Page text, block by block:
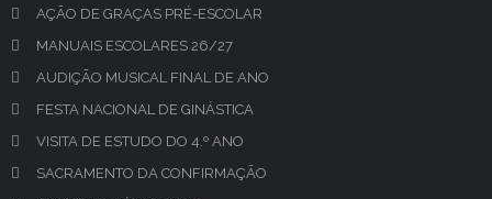
AÇÃO DE GRAÇAS PRÉ-ESCOLAR
MANUAIS ESCOLARES 26/27
AUDIÇÃO MUSICAL FINAL DE ANO
FESTA NACIONAL DE GINÁSTICA
VISITA DE ESTUDO DO 4.º ANO
SACRAMENTO DA CONFIRMAÇÃO